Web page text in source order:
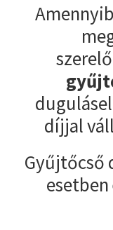
díjjal
Gyűjtőcső
esetben